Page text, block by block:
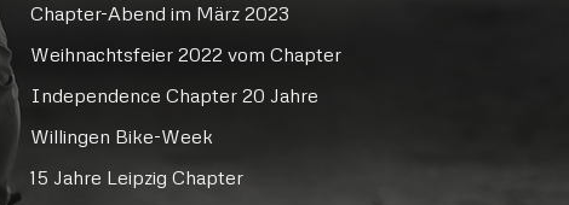
Chapter-Abend im März 2023
Weihnachtsfeier 2022 vom Chapter
Independence Chapter 20 Jahre
Willingen Bike-Week
15 Jahre Leipzig Chapter